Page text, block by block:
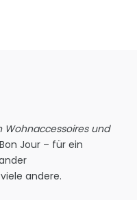
Wohnaccessoires und
Jour – für ein
andere.